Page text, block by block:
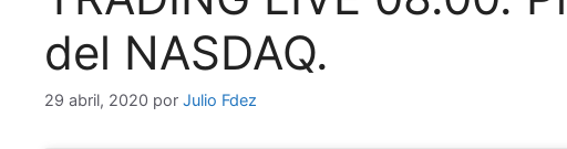
del NASDAQ.
29 abril, 2020 por Julio Fdez